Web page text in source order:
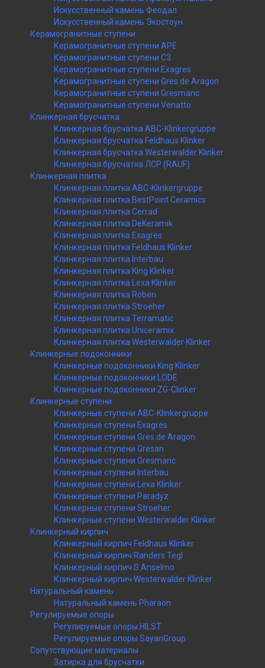
Искусственный камень Феодал
Искусственный камень Экостоун
Керамогранитные ступени
Керамогранитные ступени APE
Керамогранитные ступени C3
Керамогранитные ступени Exagres
Керамогранитные ступени Gres de Aragon
Керамогранитные ступени Gresmanc
Керамогранитные ступени Venatto
Клинкерная брусчатка
Клинкерная брусчатка ABC-Klinkergruppe
Клинкерная брусчатка Feldhaus Klinker
Клинкерная брусчатка Westerwalder Klinker
Клинкерная брусчатка ЛСР (RAUF)
Клинкерная плитка
Клинкерная плитка ABC-Klinkergruppe
Клинкерная плитка BestPoint Ceramics
Клинкерная плитка Cerrad
Клинкерная плитка DeKeramik
Клинкерная плитка Exagres
Клинкерная плитка Feldhaus Klinker
Клинкерная плитка Interbau
Клинкерная плитка King Klinker
Клинкерная плитка Lexa Klinker
Клинкерная плитка Roben
Клинкерная плитка Stroeher
Клинкерная плитка Terramatic
Клинкерная плитка Uniceramix
Клинкерная плитка Westerwalder Klinker
Клинкерные подоконники
Клинкерные подоконники King Klinker
Клинкерные подоконники LODE
Клинкерные подоконники ZG-Clinker
Клинкерные ступени
Клинкерные ступени ABC-Klinkergruppe
Клинкерные ступени Exagres
Клинкерные ступени Gres de Aragon
Клинкерные ступени Gresan
Клинкерные ступени Gresmanc
Клинкерные ступени Interbau
Клинкерные ступени Lexa Klinker
Клинкерные ступени Paradyz
Клинкерные ступени Stroeher
Клинкерные ступени Westerwalder Klinker
Клинкерный кирпич
Клинкерный кирпич Feldhaus Klinker
Клинкерный кирпич Randers Tegl
Клинкерный кирпич S.Anselmo
Клинкерный кирпич Westerwalder Klinker
Натуральный камень
Натуральный камень Pharaon
Регулируемые опоры
Регулируемые опоры HILST
Регулируемые опоры SayanGroup
Сопутствующие материалы
Затирка для брусчатки